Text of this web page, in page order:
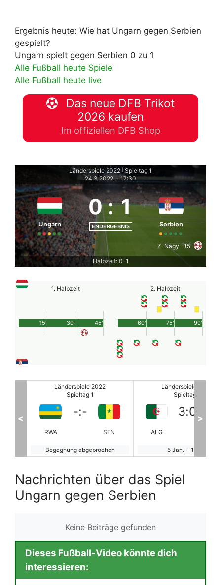
Ergebnis heute: Wie hat Ungarn gegen Serbien
gespielt?
Ungarn spielt gegen Serbien 0 zu 1
Alle Fußball heute Spiele
Alle Fußball heute live
Das neue DFB Trikot
2026 kaufen
Im offiziellen DFB Shop
Länderspiele 2022 Spieltag 1
24.3.2022 - 17:30
Ungarn
0: 1
ENDERGEBNIS Serbien
Z. Nagy 35'
Halbzeit: 0-1
1. Halbzeit
45'
15' 30'
2. Halbzeit
90'
60' 75'
Länderspiele 2022
Spieltag 1
ALG
3:0
GHA
5 Jan. - 15:00
Länderspiele 2022
Spieltag 1
RWA
-:-
Begegnung
< >
Nachrichten über das Spiel
Ungarn gegen Serbien
Keine Beiträge gefunden
Dieses Fußball-Video könnte dich
interessieren: